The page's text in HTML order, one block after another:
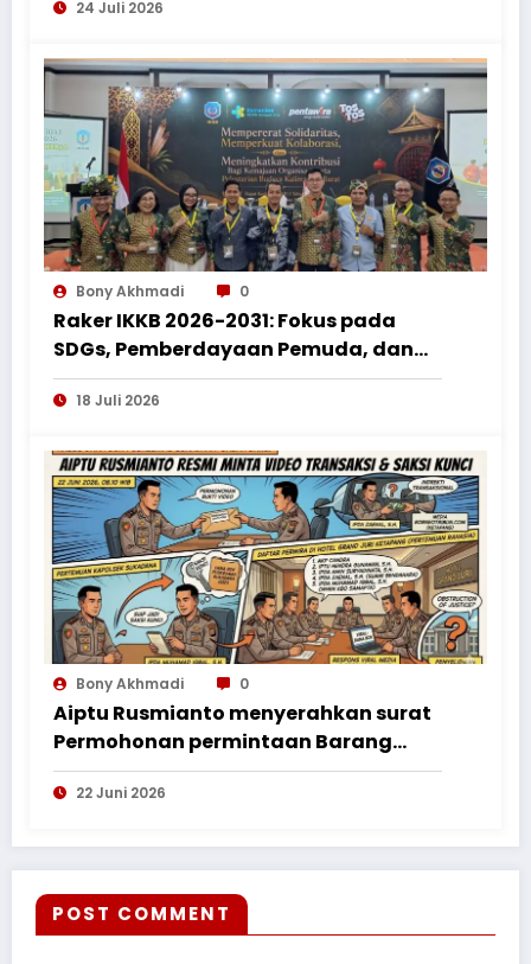
Nusantara
24 Juli 2026
Bony Akhmadi 0
Raker IKKB 2026-2031: Fokus pada
SDGs, Pemberdayaan Pemuda, dan
Penguatan Bantuan Hukum bagi
Perantau Kalbar
18 Juli 2026
Bony Akhmadi 0
Aiptu Rusmianto menyerahkan surat
Permohonan permintaan Barang
Bukti ke Polres Kayong Utara
22 Juni 2026
POST COMMENT